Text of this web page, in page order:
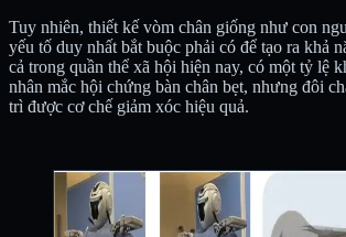
Tuy nhiên, thiết kế vòm chân giống như con
yếu tố duy nhất bắt buộc phải có để tạo ra khả
cả trong quần thể xã hội hiện nay, có một tỷ lệ
nhân mắc hội chứng bàn chân bẹt, nhưng đôi
trì được cơ chế giảm xóc hiệu quả.